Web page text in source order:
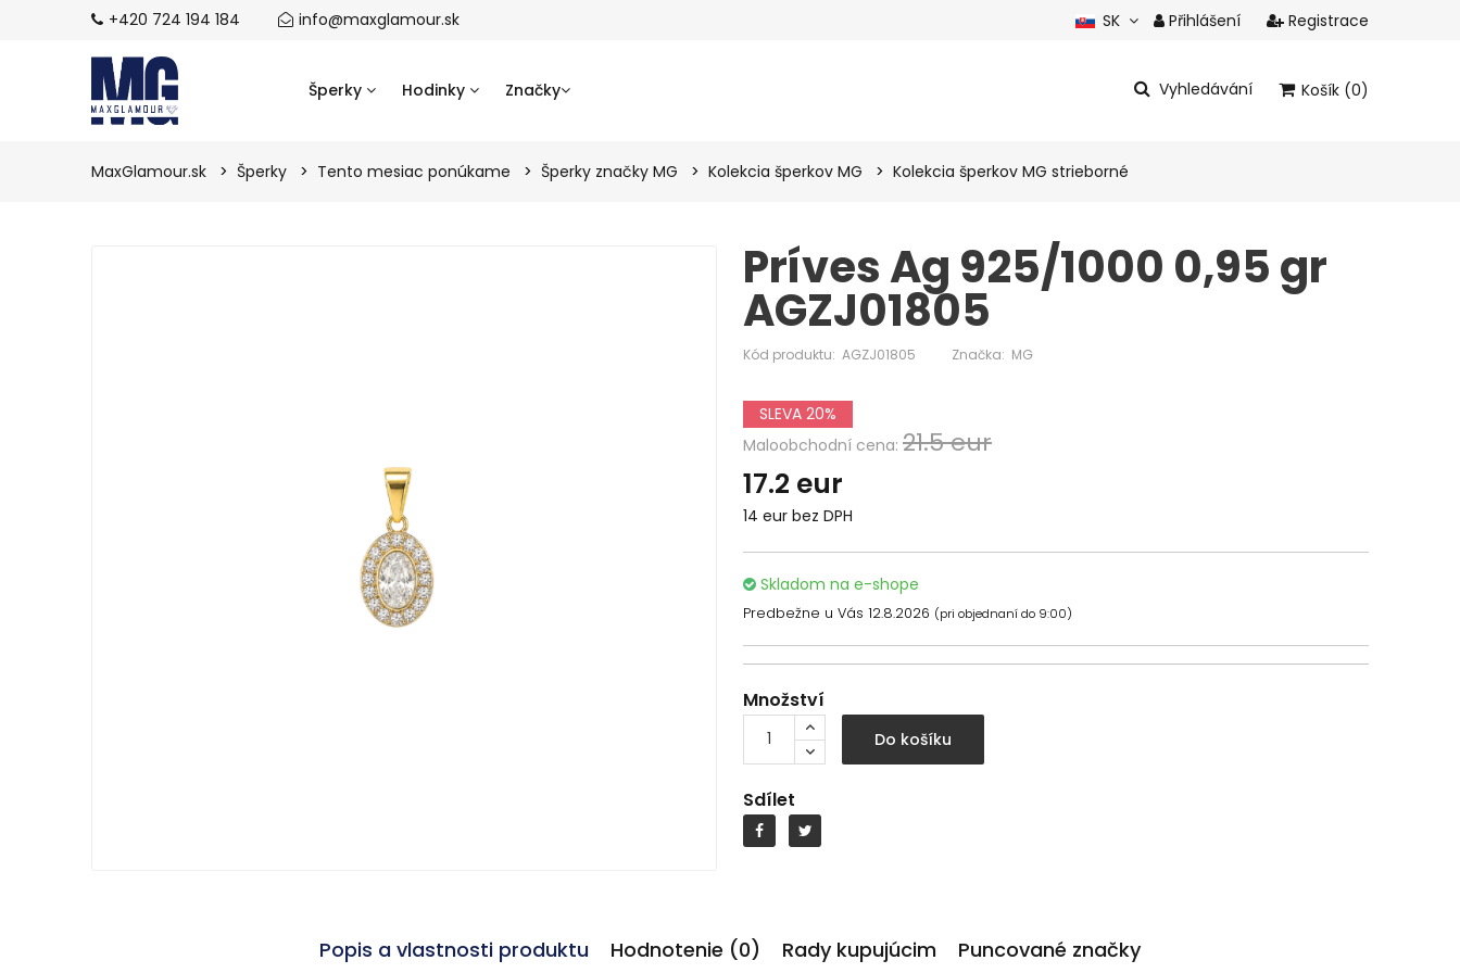
+420 724 194 184 info@maxglamour.sk SK Přihlášení Registrace
Šperky Hodinky Značky Vyhledávání Košík (0)
MaxGlamour.sk Šperky Tento mesiac ponúkame Šperky značky MG Kolekcia šperkov MG Kolekcia šperkov MG strieborné
Príves Ag 925/1000 0,95 gr
AGZJ01805
Kód produktu: AGZJ01805 Značka: MG
SLEVA 20%
Maloobchodní cena: 21.5 eur
17.2 eur
14 eur bez DPH
Skladom na e-shope
Predbežne u Vás 12.8.2026 (pri objednaní do 9:00)
Množství
Do košíku
Sdílet
Popis a vlastnosti produktu Hodnotenie (0) Rady kupujúcim Puncované značky